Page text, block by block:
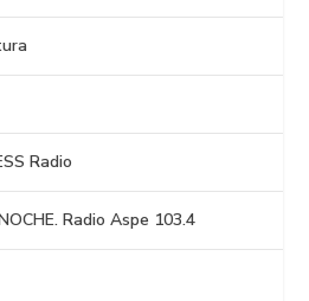
Radio
Radio Aspe 103.4